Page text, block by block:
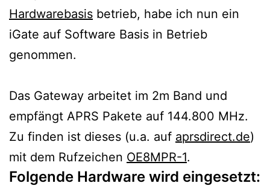
Hardwarebasis betrieb, habe ich nun ein
iGate auf Software Basis in Betrieb
genommen.
Das Gateway arbeitet im 2m Band und
empfängt APRS Pakete auf 144.800 MHz.
Zu finden ist dieses (u.a. auf aprsdirect.de)
mit dem Rufzeichen OE8MPR-1.
Folgende Hardware wird eingesetzt: